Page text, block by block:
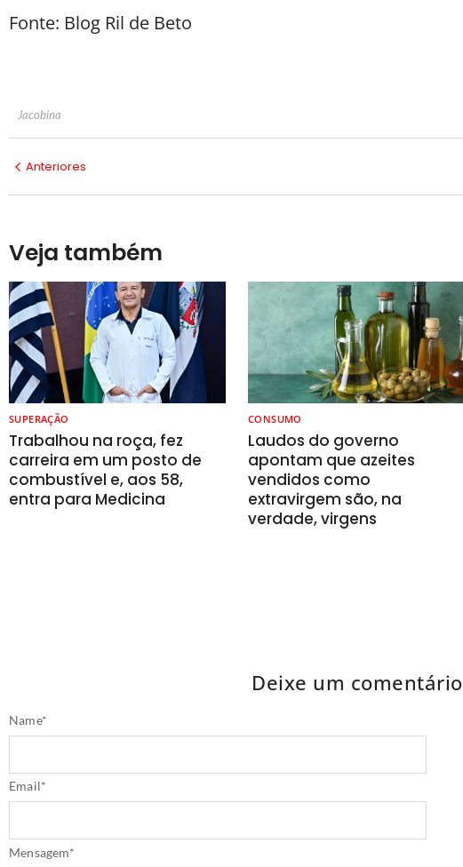
Fonte: Blog Ril de Beto
Jacobina
Anteriores
Veja também
SUPERAÇÃO
Trabalhou na roça, fez
carreira em um posto de
combustível e, aos 58,
entra para Medicina
CONSUMO
Laudos do governo
apontam que azeites
vendidos como
extravirgem são, na
verdade, virgens
Deixe um comentário
Name*
Email*